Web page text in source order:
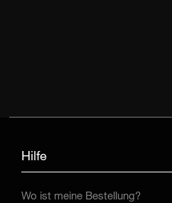
Hilfe
Wo ist meine Bestellung?